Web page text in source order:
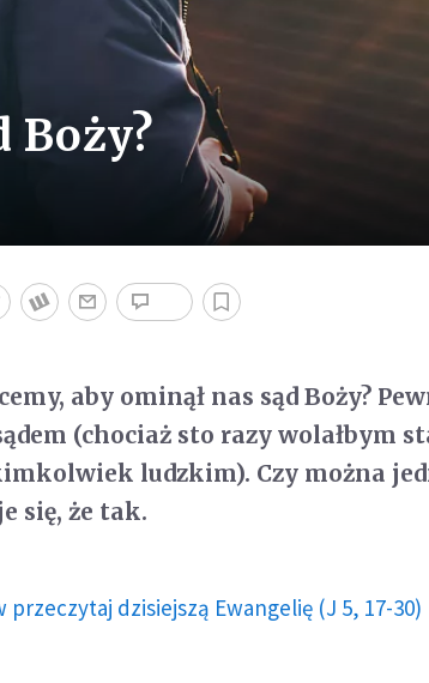
Boży?
aby ominął nas sąd Boży?
(chociaż sto razy wolałbym
ludzkim). Czy można
się, że tak.
przeczytaj dzisiejszą Ewangelię (J 5, 17-30)